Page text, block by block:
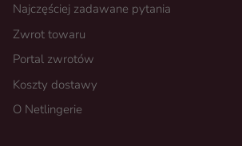
Najczęściej zadawane pytania
Zwrot towaru
Portal zwrotów
Koszty dostawy
O Netlingerie